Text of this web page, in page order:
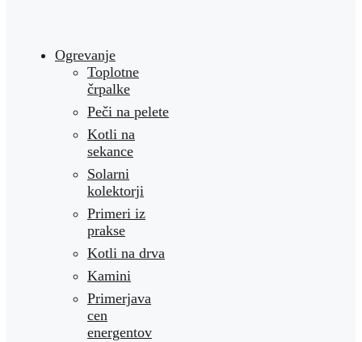
Ogrevanje
Toplotne
črpalke
Peči na pelete
Kotli na
sekance
Solarni
kolektorji
Primeri iz
prakse
Kotli na drva
Kamini
Primerjava
cen
energentov